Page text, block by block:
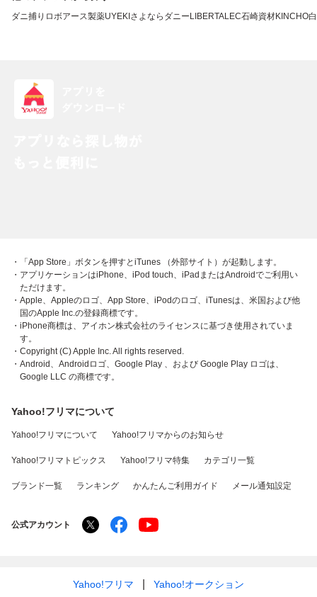
ダニ捕りロボアース製薬UYEKI さよならダニー LIBERTALEC石崎資材KINCHO
・「App Store」ボタンを押すとiTunes （外部サイト）が起動します。
・アプリケーションはiPhone、iPod touch、iPadまたはAndroidでご利用い
ただけます。
・Apple、Appleのロゴ、App Store、iPodのロゴ、iTunesは、米国および他
国のApple Inc.の登録商標です。
・iPhone商標は、アイホン株式会社のライセンスに基づき使用されていま
す。
・Copyright (C) Apple Inc. All rights reserved.
・Android、Androidロゴ、Google Play 、および Google Play ロゴは、
Google LLC の商標です。
Yahoo!フリマについて
Yahoo!フリマについて Yahoo!フリマからのお知らせ
Yahoo!フリマトピックス Yahoo!フリマ特集 カテゴリ一覧
ブランド一覧 ランキング かんたんご利用ガイド メール通知設定
公式アカウント
Yahoo!フリマ Yahoo!オークション